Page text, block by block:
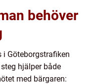
behöver
Göteborgstrafiken
hjälper både
med bärgaren: